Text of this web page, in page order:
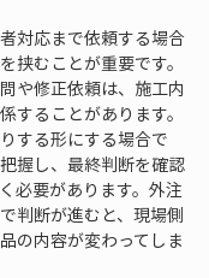
対応まで依頼する場合
挟むことが重要です。
や修正依頼は、施工内
することがあります。
する形にする場合で
握し、最終判断を確認
必要があります。外注
判断が進むと、現場側
の内容が変わってしま